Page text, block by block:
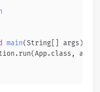
main(String[] args)